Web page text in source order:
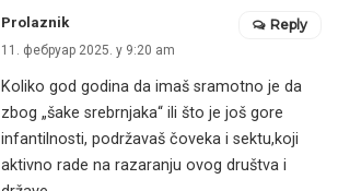
Prolaznik
11. фебруар 2025. у 9:20 am
Koliko god godina da imaš sramotno je da
zbog „šake srebrnjaka“ ili što je još gore
infantilnosti, podržavaš čoveka i sektu,koji
aktivno rade na razaranju ovog društva i
Reply